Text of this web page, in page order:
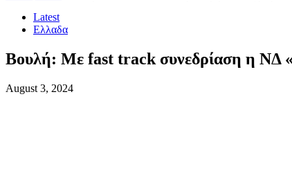
Latest
Ελλαδα
Βουλή: Με fast track συνεδρίαση η ΝΔ
August 3, 2024